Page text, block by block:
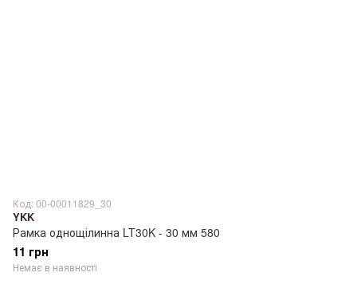
Код: 00-00011829_30
YKK
Рамка однощілинна LT30K - 30 мм 580
11 грн
Немає в наявності